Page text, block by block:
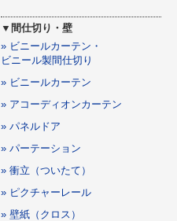
▼間仕切り・壁
» ビニールカーテン・
ビニール製間仕切り
» ビニールカーテン
» アコーディオンカーテン
» パネルドア
» パーテーション
» 衝立（ついたて）
» ピクチャーレール
» 壁紙（クロス）